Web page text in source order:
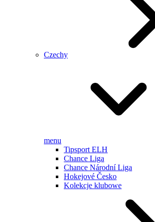
Czechy
menu
Tipsport ELH
Chance Liga
Chance Národní Liga
Hokejové Česko
Kolekcje klubowe